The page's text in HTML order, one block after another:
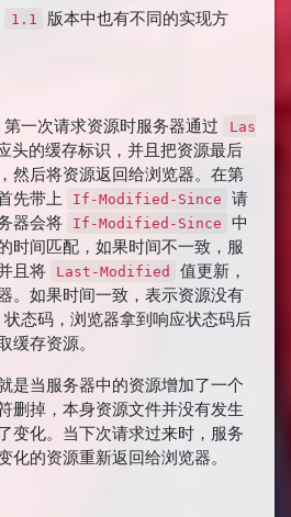
1.1
版本中也有不同的实现方
第一次请求资源时服务器通过
Las
头的缓存标识，并且把资源最后
然后将资源返回给浏览器。在第
先带上
If-Modified-Since
请
器会将
If-Modified-Since
中
时间匹配，如果时间不一致，服
且将
Last-Modified
值更新，
。如果时间一致，表示资源没有
态码，浏览器拿到响应状态码后
缓存资源。
是当服务器中的资源增加了一个
删掉，本身资源文件并没有发生
变化。当下次请求过来时，服务
化的资源重新返回给浏览器。